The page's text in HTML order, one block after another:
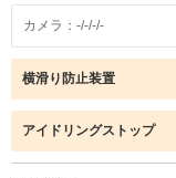
カメラ：-/-/-/-
横滑り防止装置
アイドリングストップ